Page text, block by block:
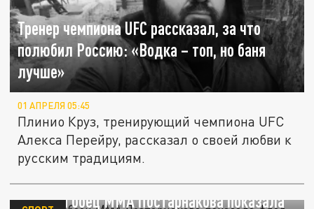
Тренер чемпиона UFC рассказал, за что
полюбил Россию: «Водка – топ, но баня
лучше»
01 АПРЕЛЯ 05:45
Плинио Круз, тренирующий чемпиона UFC
Алекса Перейру, рассказал о своей любви к
русским традициям.
Русская боец ММА Постарнакова показала